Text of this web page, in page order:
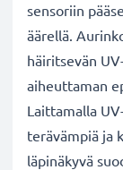
sensoriin
äärellä.
häiritsevän
aiheuttaman
Laittamalla
terävämpiä ja
läpinäkyvä